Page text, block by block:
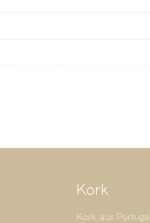
Kork
Kork aus Portugal